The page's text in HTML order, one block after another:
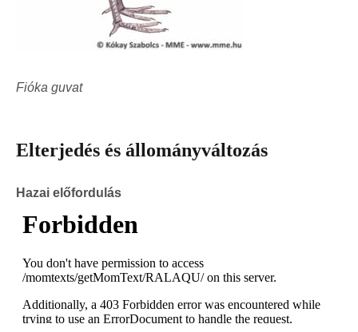
Fióka guvat
Elterjedés és állományváltozás
Hazai előfordulás